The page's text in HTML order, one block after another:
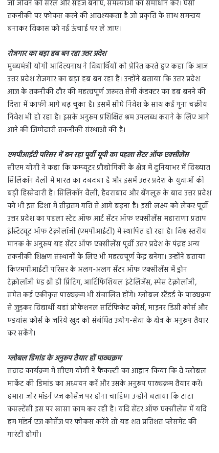
जो जीवन को सरल और सहज बनाए, समस्याओं का समाधान करे। ऐसी
तकनीकी पर फोकस करने की आवश्यकता है जो प्रकृति के साथ समन्वय
बनाकर विकास को नई ऊंचाई पर ले जाए।
रोजगार का बड़ा हब बन रहा उत्तर प्रदेश
मुख्यमंत्री योगी आदित्यनाथ ने विद्यार्थियों को प्रेरित करते हुए कहा कि आज
उत्तर प्रदेश रोजगार का बड़ा हब बन रहा है। उन्होंने बताया कि उत्तर प्रदेश
आज के तकनीकी दौर की महत्वपूर्ण जरूरत सेमी कंडक्टर का हब बनने की
दिशा में काफी आगे बढ़ चुका है। इसमें सीधे निवेश के साथ कई गुना चक्रीय
निवेश भी हो रहा है। इसके अनुरूप प्रशिक्षित श्रम उपलब्ध कराने के लिए आगे
आने की जिम्मेदारी तकनीकी संस्थाओं की है।
एमपीआईटी परिसर में बन रहा पूर्वी यूपी का पहला सेंटर ऑफ एक्सीलेंस
सीएम योगी ने कहा कि कम्प्यूटर प्रौद्योगिकी के क्षेत्र में दुनियाभर में विख्यात
सिलिकॉन वैली में भारत का दबदबा है और इसमें उत्तर प्रदेश के युवाओं की
बड़ी हिस्सेदारी है। सिलिकॉन वैली, हैदराबाद और बेंगलुरु के बाद उत्तर प्रदेश
को भी इस दिशा में तीव्रतम गति से आगे बढ़ना है। इसी लक्ष्य को लेकर पूर्वी
उत्तर प्रदेश का पहला स्टेट ऑफ आर्ट सेंटर ऑफ एक्सीलेंस महाराणा प्रताप
इंस्टिट्यूट ऑफ टेक्नोलॉजी (एमपीआईटी) में स्थापित हो रहा है। विश्व स्तरीय
मानक के अनुरूप यह सेंटर ऑफ एक्सीलेंस पूर्वी उत्तर प्रदेश के पंद्रह अन्य
तकनीकी शिक्षण संस्थानों के लिए भी महत्वपूर्ण केंद्र बनेगा। उन्होंने बताया
किएमपीआईटी परिसर के अलग-अलग सेंटर ऑफ एक्सीलेंस में ड्रोन
टेक्नोलॉजी एंड थ्री डी प्रिंटिंग, आर्टिफिशियल इंटेलिजेंस, स्पेस टेक्नोलॉजी,
समेत कई एकीकृत पाठ्यक्रम भी संचालित होंगे। ग्लोबल स्टैंडर्ड के पाठ्यक्रम
से जुड़कर विद्यार्थी यहां प्रोफेशनल सर्टिफिकेट कोर्स, माइनर डिग्री कोर्स और
एडवांस कोर्स के जरिये खुद को संबंधित उद्योग-सेवा के क्षेत्र के अनुरूप तैयार
कर सकेंगे।
ग्लोबल डिमांड के अनुरूप तैयार हों पाठ्यक्रम
संवाद कार्यक्रम में सीएम योगी ने फैकल्टी का आह्वान किया कि वे ग्लोबल
मार्केट की डिमांड का अध्ययन करें और उसके अनुरूप पाठ्यक्रम तैयार करें।
हमारा जोर मॉडर्न एज कोर्सेज पर होना चाहिए। उन्होंने बताया कि टाटा
कंसल्टेंसी इस पर खासा काम कर रही है। यदि सेंटर ऑफ एक्सीलेंस में यदि
हम मॉडर्न एज कोर्सेज पर फोकस करेंगे तो यह शत प्रतिशत प्लेसमेंट की
गारंटी होगी।